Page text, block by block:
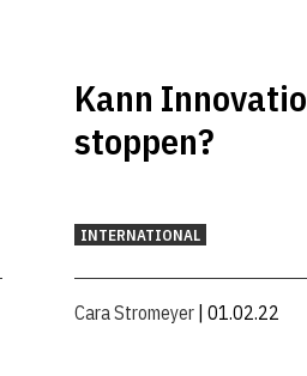
Kann
stoppen?
INTERNATIONAL
Cara Stromeyer | 01.02.22